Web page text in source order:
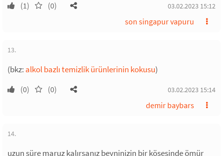
(1) (0) 03.02.2023 15:12
son singapur vapuru
13.
(bkz: alkol bazlı temizlik ürünlerinin kokusu)
(0) (0) 03.02.2023 15:14
demir baybars
14.
uzun süre maruz kalırsanız beyninizin bir köşesinde ömür